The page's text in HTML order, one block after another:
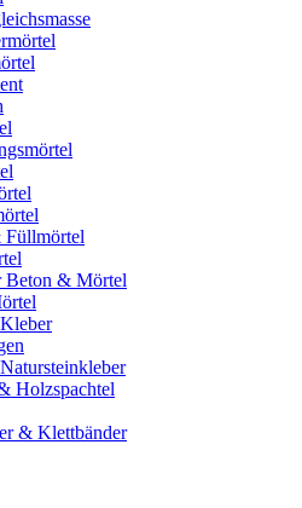
Füllmörtel
Beton & Mörtel
Holzspachtel
& Klettbänder